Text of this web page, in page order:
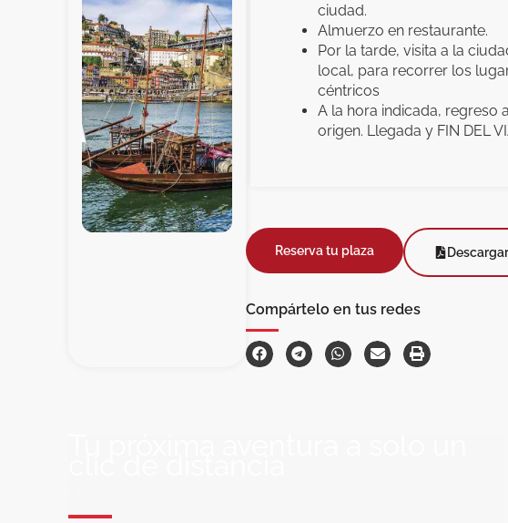
ciudad.
Almuerzo en restaurante.
Por la tarde, visita a la
local, para recorrer los
céntricos
A la hora indicada, regreso
origen. Llegada y FIN DEL
Reserva tu plaza
Compártelo en tus redes